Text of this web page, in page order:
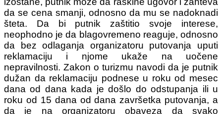
da se cena smanji, odnosno da mu se nadoknadi
šteta. Da bi putnik zaštitio svoje interese,
neophodno je da blagovremeno reaguje, odnosno
da bez odlaganja organizatoru putovanja uputi
reklamaciju i njome ukaže na uočene
nepravilnosti. Zakon o turizmu navodi da je putnik
dužan da reklamaciju podnese u roku od mesec
dana od dana kada je došlo do odstupanja ili u
roku od 15 dana od dana završetka putovanja, a
da je na organizatoru obaveza da svako